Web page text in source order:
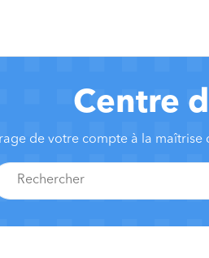
Centre
de votre compte à la